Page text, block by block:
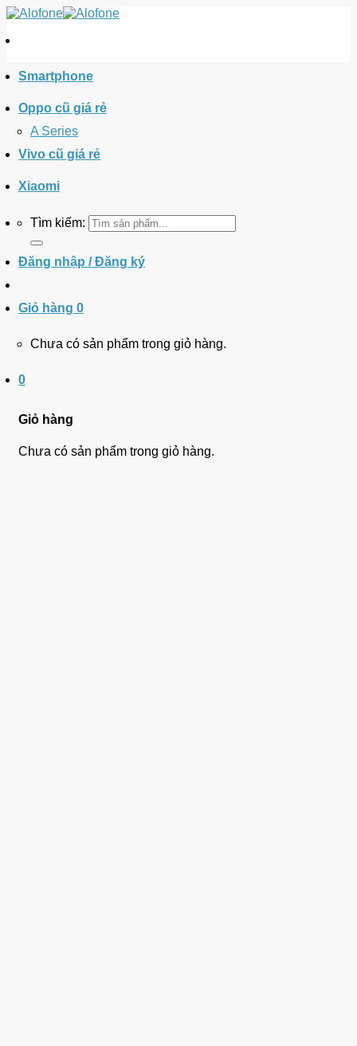
Smartphone
Oppo cũ giá rẻ
A Series
Vivo cũ giá rẻ
Xiaomi
Tìm kiếm:
Đăng nhập / Đăng ký
Giỏ hàng 0
Chưa có sản phẩm trong giỏ hàng.
0
Giỏ hàng
Chưa có sản phẩm trong giỏ hàng.